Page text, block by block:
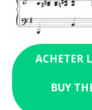
ACHETER
BUY